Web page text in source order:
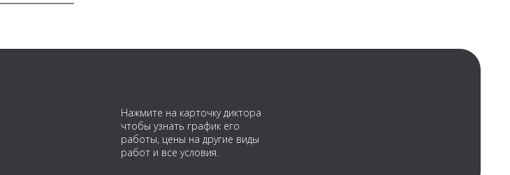
Нажмите на карточку диктора
чтобы узнать график его
работы, цены на другие виды
работ и все условия.